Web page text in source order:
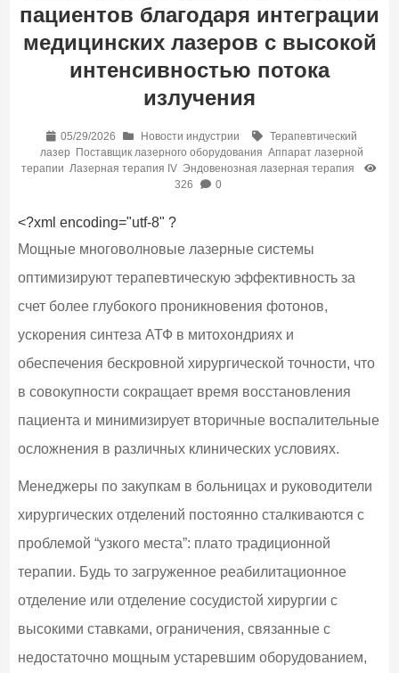
пациентов благодаря интеграции
медицинских лазеров с высокой
интенсивностью потока
излучения
05/29/2026 Новости индустрии
Терапевтический
лазер Поставщик лазерного оборудования Аппарат лазерной
терапии Лазерная терапия IV Эндовенозная лазерная терапия
326
0
<?xml encoding="utf-8" ?
Мощные многоволновые лазерные системы
оптимизируют терапевтическую эффективность за
счет более глубокого проникновения фотонов,
ускорения синтеза АТФ в митохондриях и
обеспечения бескровной хирургической точности, что
в совокупности сокращает время восстановления
пациента и минимизирует вторичные воспалительные
осложнения в различных клинических условиях.
Менеджеры по закупкам в больницах и руководители
хирургических отделений постоянно сталкиваются с
проблемой “узкого места”: плато традиционной
терапии. Будь то загруженное реабилитационное
отделение или отделение сосудистой хирургии с
высокими ставками, ограничения, связанные с
недостаточно мощным устаревшим оборудованием,